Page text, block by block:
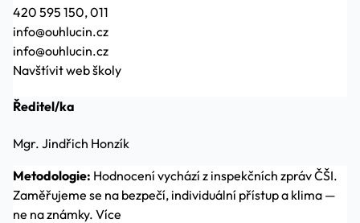
420 595 150, 011
info@ouhlucin.cz
info@ouhlucin.cz
Navštívit web školy
Ředitel/ka
Mgr. Jindřich Honzík
Metodologie: Hodnocení vychází z inspekčních zpráv ČŠI.
Zaměřujeme se na bezpečí, individuální přístup a klima —
ne na známky. Více